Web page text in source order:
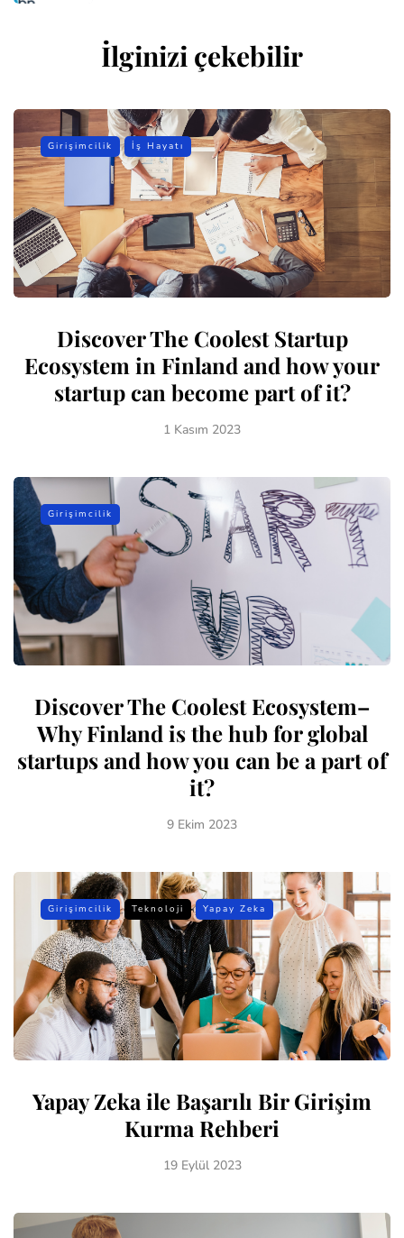
İlginizi çekebilir
Girişimcilik İş Hayatı
Discover The Coolest Startup
Ecosystem in Finland and how your
startup can become part of it?
1 Kasım 2023
Girişimcilik
Discover The Coolest Ecosystem–
Why Finland is the hub for global
startups and how you can be a part of
it?
9 Ekim 2023
Girişimcilik Teknoloji Yapay Zeka
Yapay Zeka ile Başarılı Bir Girişim
Kurma Rehberi
19 Eylül 2023